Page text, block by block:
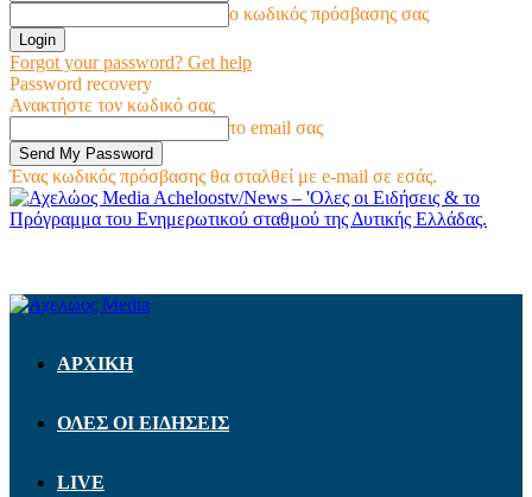
ο κωδικός πρόσβασης σας
Forgot your password? Get help
Password recovery
Ανακτήστε τον κωδικό σας
το email σας
Ένας κωδικός πρόσβασης θα σταλθεί με e-mail σε εσάς.
Acheloostv/News – 'Ολες οι Ειδήσεις & το
Πρόγραμμα του Ενημερωτικού σταθμού της Δυτικής Ελλάδας.
ΑΡΧΙΚΗ
ΟΛΕΣ ΟΙ ΕΙΔΗΣΕΙΣ
LIVE